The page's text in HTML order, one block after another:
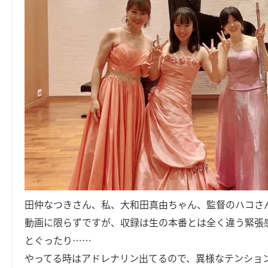
田仲なつきさん、私、大和田真由ちゃん、監督のハコさ
動画に限らずですが、収録は生の本番とは全く違う緊
とぐったり……
やってる時はアドレナリン出てるので、異様なテンシ